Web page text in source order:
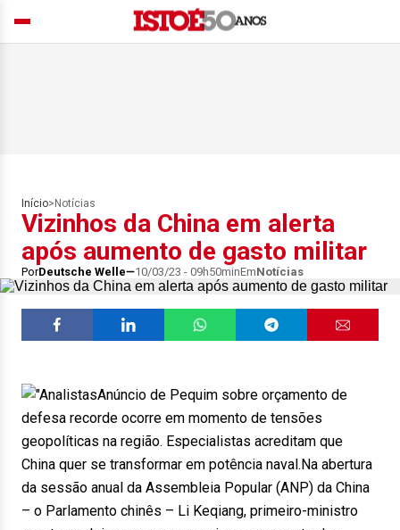
Início> Notícias
Vizinhos da China em alerta
após aumento de gasto militar
PorDeutsche Welle 10/03/23 - 09h50minEmNotícias
Anúncio de Pequim sobre orçamento de
defesa recorde ocorre em momento de tensões
geopolíticas na região. Especialistas acreditam que
China quer se transformar em potência naval.Na abertura
da sessão anual da Assembleia Popular (ANP) da China
– o Parlamento chinês – Li Keqiang, primeiro-ministro